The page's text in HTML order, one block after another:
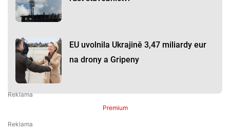
EU uvolnila Ukrajině 3,47 miliardy eur
na drony a Gripeny
Premium